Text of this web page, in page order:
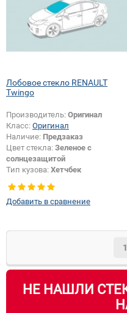
Лобовое стекло RENAULT
Twingo
Производитель: Оригинал
Класс: Оригинал
Наличие: Предзаказ
Цвет стекла: Зеленое с
солнцезащитой
Тип кузова: Хетчбек
логотипа безопасности:
Добавить в сравнение
1
НЕ НАШЛИ